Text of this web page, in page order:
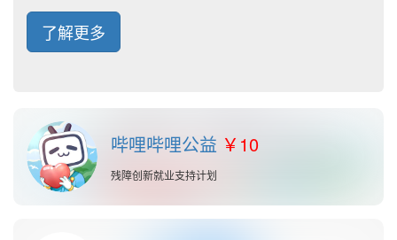
了解更多
哔哩哔哩公益 10
残障创新就业支持计划